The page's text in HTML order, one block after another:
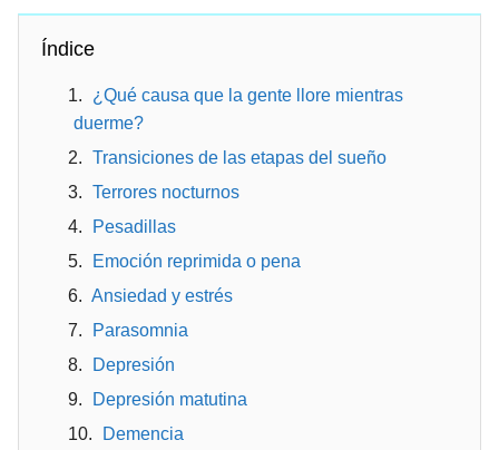
Índice
¿Qué causa que la gente llore mientras
duerme?
Transiciones de las etapas del sueño
Terrores nocturnos
Pesadillas
Emoción reprimida o pena
Ansiedad y estrés
Parasomnia
Depresión
Depresión matutina
Demencia